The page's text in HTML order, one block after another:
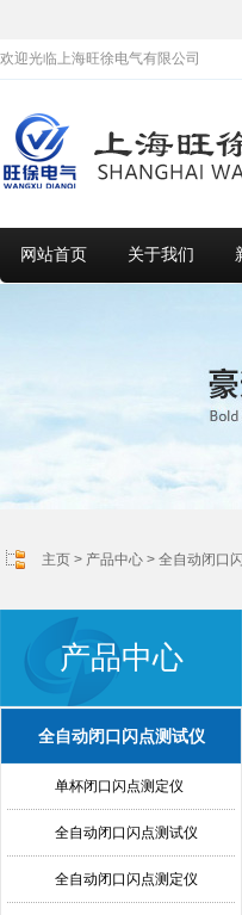
欢迎光临上海旺徐电气有限公司
网站首页 关于我们
主页 > 产品中心 > 全自动闭口
产品中心
全自动闭口闪点测试仪
单杯闭口闪点测定仪
全自动闭口闪点测试仪
全自动闭口闪点测定仪